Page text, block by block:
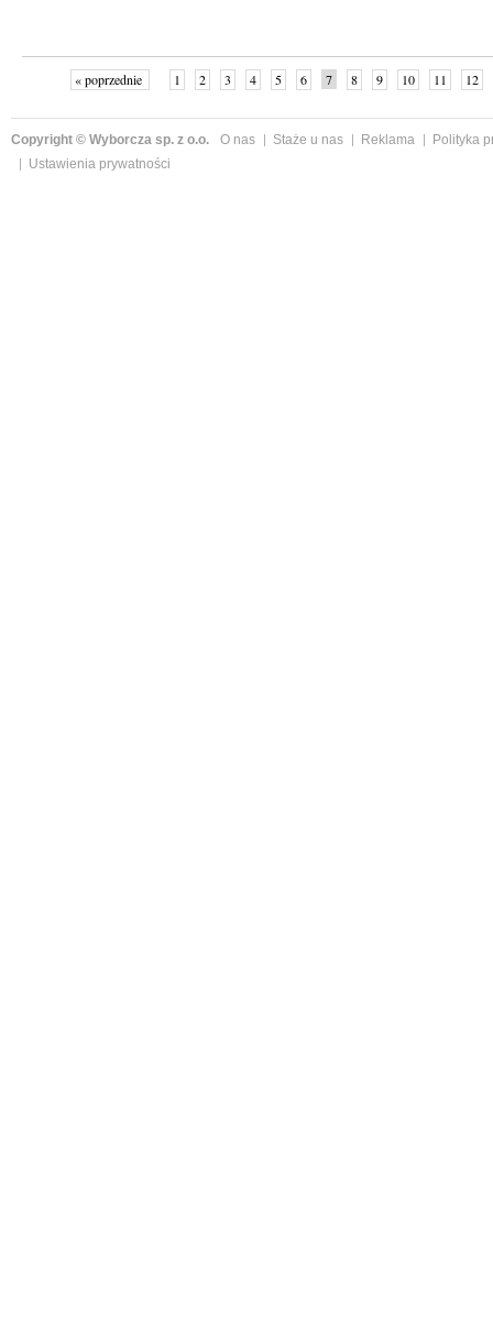
« poprzednie 1 2 3 4 5 6 7 8 9 10 11 12
Copyright © Wyborcza sp. z o.o. O nas Staże u nas Reklama
Polityka
Ustawienia prywatności